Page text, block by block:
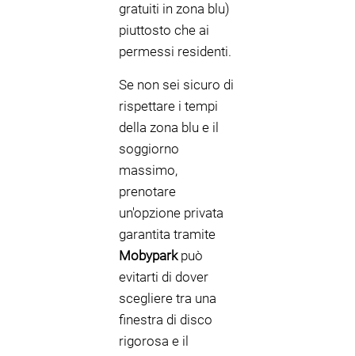
gratuiti in zona blu)
piuttosto che ai
permessi residenti.
Se non sei sicuro di
rispettare i tempi
della zona blu e il
soggiorno
massimo,
prenotare
un'opzione privata
garantita tramite
Mobyparkpuò
evitarti di dover
scegliere tra una
finestra di disco
rigorosa e il